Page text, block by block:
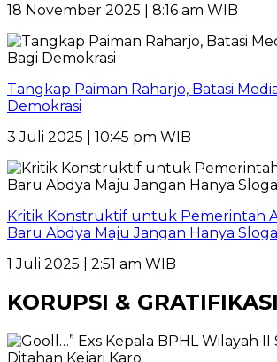
18 November 2025 | 8:16 am WIB
Tangkap Paiman Raharjo, Batasi
Demokrasi
3 Juli 2025 | 10:45 pm WIB
Kritik Konstruktif untuk Pemerintah
Baru Abdya Maju Jangan Hanya
1 Juli 2025 | 2:51 am WIB
KORUPSI & GRATIFIKASI